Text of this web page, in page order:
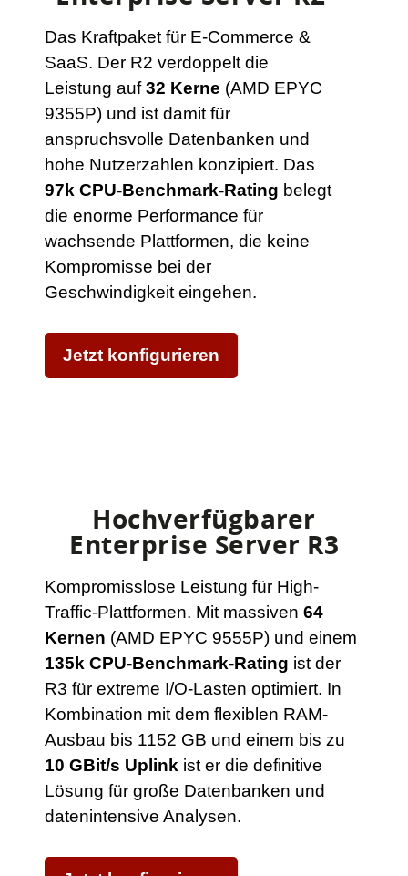
Das Kraftpaket für E-Commerce &
SaaS. Der R2 verdoppelt die
Leistung auf32 Kerne (AMD EPYC
9355P) und ist damit für
anspruchsvolle Datenbanken und
hohe Nutzerzahlen konzipiert. Das
97k CPU-Benchmark-Rating belegt
die enorme Performance für
wachsende Plattformen, die keine
Kompromisse bei der
Geschwindigkeit eingehen.
Jetzt konfigurieren
Hochverfügbarer
Enterprise Server R3
Kompromisslose Leistung für High-
Traffic-Plattformen. Mit massiven 64
Kernen (AMD EPYC 9555P) und einem
135k CPU-Benchmark-Rating ist der
R3 für extreme I/O-Lasten optimiert. In
Kombination mit dem flexiblen RAM-
Ausbau bis 1152 GB und einem bis zu
10 GBit/s Uplink ist er die definitive
Lösung für große Datenbanken und
datenintensive Analysen.